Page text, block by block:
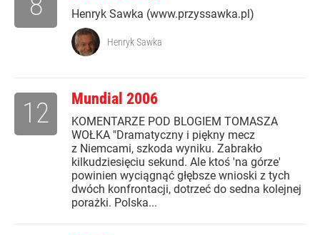
Henryk Sawka (www.przyssawka.pl)
Henryk Sawka
Mundial 2006
KOMENTARZE POD BLOGIEM TOMASZA
WOŁKA "Dramatyczny i piękny mecz
z Niemcami, szkoda wyniku. Zabrakło
kilkudziesięciu sekund. Ale ktoś 'na górze'
powinien wyciągnąć głębsze wnioski z tych
dwóch konfrontacji, dotrzeć do sedna kolejnej
porażki. Polska...
12